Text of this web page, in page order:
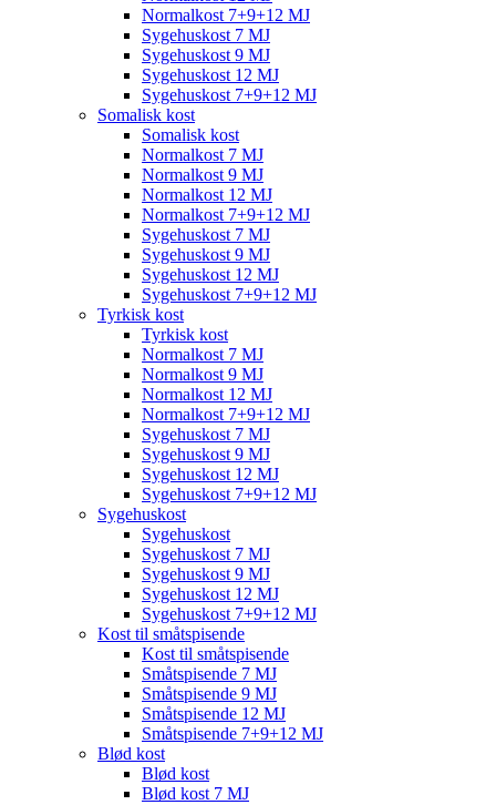
Normalkost 7+9+12 MJ
Sygehuskost 7 MJ
Sygehuskost 9 MJ
Sygehuskost 12 MJ
Sygehuskost 7+9+12 MJ
Somalisk kost
Somalisk kost
Normalkost 7 MJ
Normalkost 9 MJ
Normalkost 12 MJ
Normalkost 7+9+12 MJ
Sygehuskost 7 MJ
Sygehuskost 9 MJ
Sygehuskost 12 MJ
Sygehuskost 7+9+12 MJ
Tyrkisk kost
Tyrkisk kost
Normalkost 7 MJ
Normalkost 9 MJ
Normalkost 12 MJ
Normalkost 7+9+12 MJ
Sygehuskost 7 MJ
Sygehuskost 9 MJ
Sygehuskost 12 MJ
Sygehuskost 7+9+12 MJ
Sygehuskost
Sygehuskost
Sygehuskost 7 MJ
Sygehuskost 9 MJ
Sygehuskost 12 MJ
Sygehuskost 7+9+12 MJ
Kost til småtspisende
Kost til småtspisende
Småtspisende 7 MJ
Småtspisende 9 MJ
Småtspisende 12 MJ
Småtspisende 7+9+12 MJ
Blød kost
Blød kost
Blød kost 7 MJ